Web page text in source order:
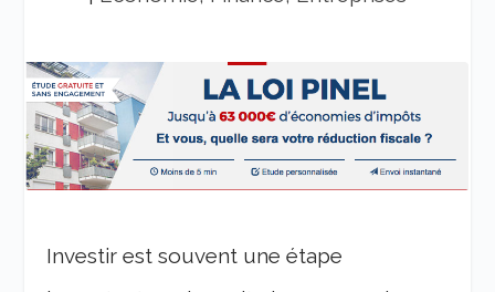
Investir est souvent une étape